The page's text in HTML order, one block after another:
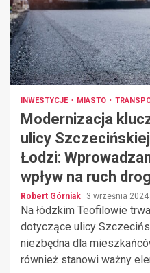
INWESTYCJE MIASTO
Modernizacja
ulicy
Łodzi:
wpływ na ruch
Robert Górniak 3 września 2024
Na łódzkim Teofilowie
dotyczące ulicy
niezbędna dla
również stanowi ważny